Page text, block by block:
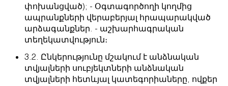
փոխանցված); - Օգտագործողի կողմից
ապրանքների վերաբերյալ հրապարակված
արձագանքներ. - աշխարհագրական
տեղեկատվություն։
3.2. Ընկերությունը մշակում է անձնական
տվյալների սուբյեկտների անձնական
տվյալների հետևյալ կատեգորիաները, ովքեր